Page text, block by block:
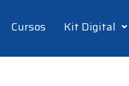
Cursos Kit Digital